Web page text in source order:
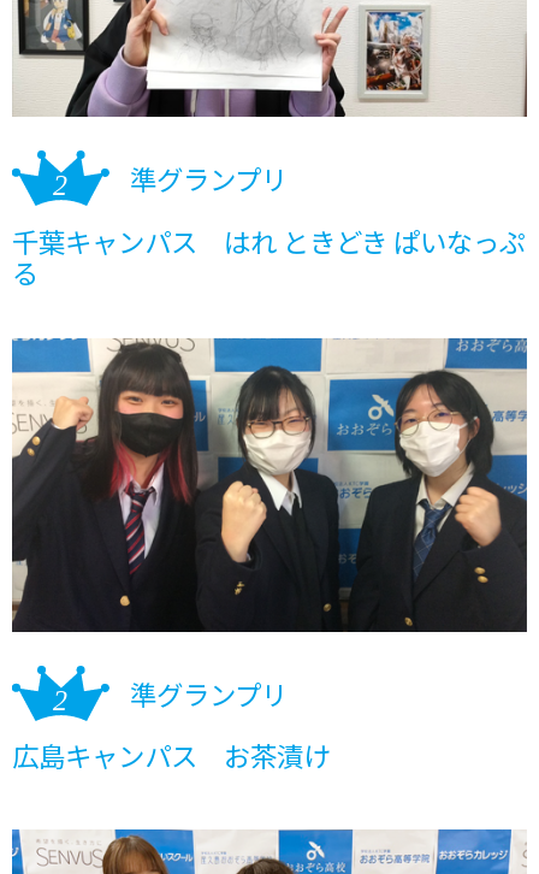
準グランプリ
千葉キャンパス はれ ときどき ぱいなっぷ
る
準グランプリ
広島キャンパス お茶漬け